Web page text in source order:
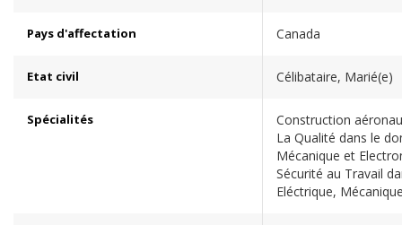
Pays d'affectation Canada
Etat civil Célibataire, Marié(e)
Spécialités
Construction
La Qualité dans le
Mécanique et
Sécurité au Travail
Eléctrique,